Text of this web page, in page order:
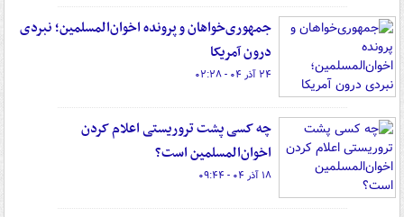
جمهوری‌خواهان و پرونده اخوان‌المسلمین؛ نبردی
درون آمریکا
۲۴ آذر ۰۴ - ۰۲:۲۸
چه کسی پشت تروریستی اعلام کردن
اخوان‌المسلمین است؟ ​​​​​​​
۱۸ آذر ۰۴ - ۰۹:۴۴